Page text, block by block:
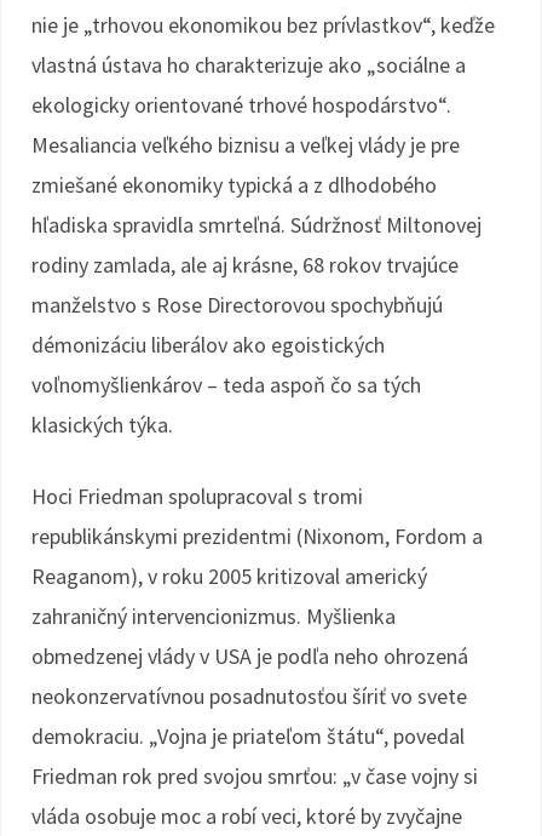
nie je „trhovou ekonomikou bez prívlastkov“, keďže
vlastná ústava ho charakterizuje ako „sociálne a
ekologicky orientované trhové hospodárstvo“.
Mesaliancia veľkého biznisu a veľkej vlády je pre
zmiešané ekonomiky typická a z dlhodobého
hľadiska spravidla smrteľná. Súdržnosť Miltonovej
rodiny zamlada, ale aj krásne, 68 rokov trvajúce
manželstvo s Rose Directorovou spochybňujú
démonizáciu liberálov ako egoistických
voľnomyšlienkárov – teda aspoň čo sa tých
klasických týka.
Hoci Friedman spolupracoval s tromi
republikánskymi prezidentmi (Nixonom, Fordom a
Reaganom), v roku 2005 kritizoval americký
zahraničný intervencionizmus. Myšlienka
obmedzenej vlády v USA je podľa neho ohrozená
neokonzervatívnou posadnutosťou šíriť vo svete
demokraciu. „Vojna je priateľom štátu“, povedal
Friedman rok pred svojou smrťou: „v čase vojny si
vláda osobuje moc a robí veci, ktoré by zvyčajne